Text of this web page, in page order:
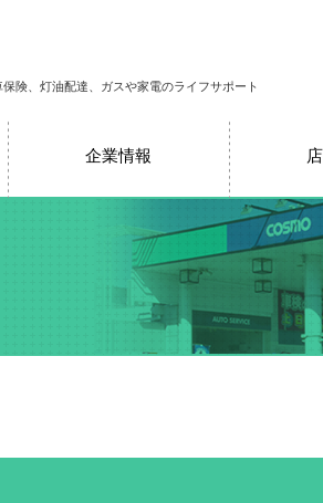
険、灯油配達、ガスや家電のライフサポート
企業情報